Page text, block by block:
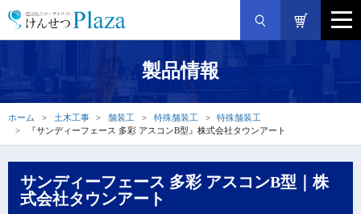
製品情報
ホーム 土木工事 舗装工 特殊舗装工
特殊舗装工
『サンディーフェース 多彩 アスコンB型』株式会社タウンアート
サンディーフェース 多彩 アスコンB型｜株
式会社タウンアート